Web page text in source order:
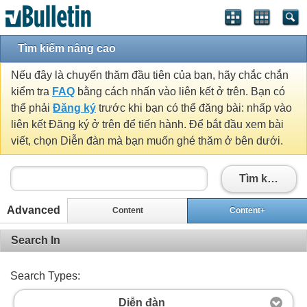
Tìm kiếm nâng cao
Nếu đây là chuyến thăm đầu tiên của bạn, hãy chắc chắn
kiểm tra FAQ bằng cách nhấn vào liên kết ở trên. Bạn có
thể phải Đăng ký trước khi bạn có thể đăng bài: nhấp vào
liên kết Đăng ký ở trên để tiến hành. Để bắt đầu xem bài
viết, chọn Diễn đàn mà bạn muốn ghé thăm ở bên dưới.
Tìm kiếm
Advanced Content Content+
Search In
Search Types:
Diễn đàn